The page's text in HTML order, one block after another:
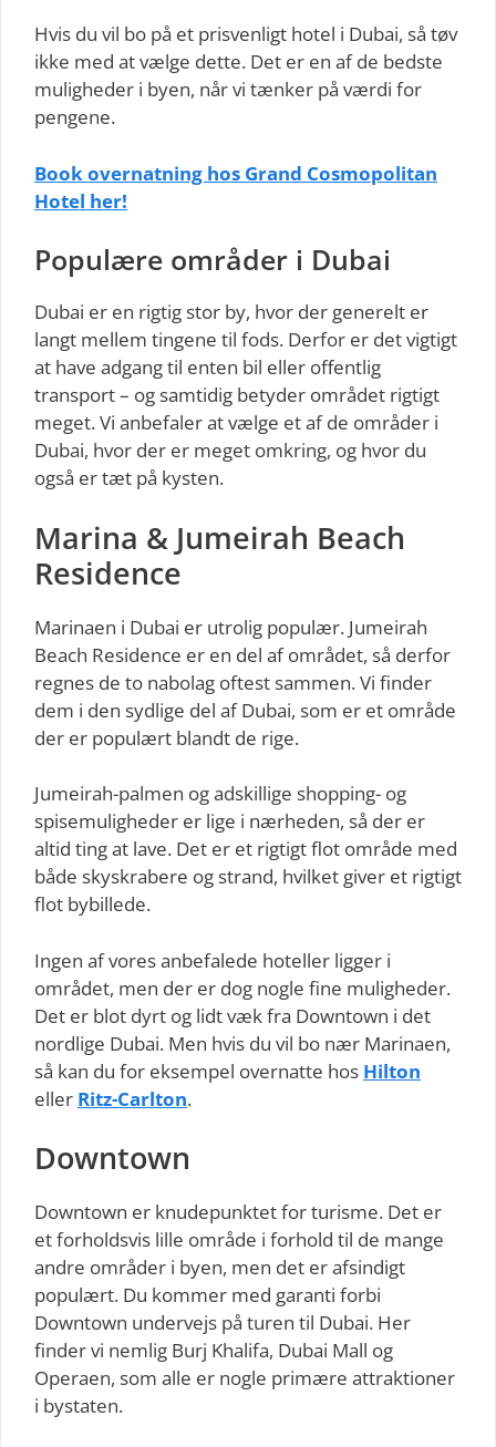
Hvis du vil bo på et prisvenligt hotel i Dubai, så tøv
ikke med at vælge dette. Det er en af de bedste
muligheder i byen, når vi tænker på værdi for
pengene.
Book overnatning hos Grand Cosmopolitan
Hotel her!
Populære områder i Dubai
Dubai er en rigtig stor by, hvor der generelt er
langt mellem tingene til fods. Derfor er det vigtigt
at have adgang til enten bil eller offentlig
transport – og samtidig betyder området rigtigt
meget. Vi anbefaler at vælge et af de områder i
Dubai, hvor der er meget omkring, og hvor du
også er tæt på kysten.
Marina & Jumeirah Beach
Residence
Marinaen i Dubai er utrolig populær. Jumeirah
Beach Residence er en del af området, så derfor
regnes de to nabolag oftest sammen. Vi finder
dem i den sydlige del af Dubai, som er et område
der er populært blandt de rige.
Jumeirah-palmen og adskillige shopping- og
spisemuligheder er lige i nærheden, så der er
altid ting at lave. Det er et rigtigt flot område med
både skyskrabere og strand, hvilket giver et rigtigt
flot bybillede.
Ingen af vores anbefalede hoteller ligger i
området, men der er dog nogle fine muligheder.
Det er blot dyrt og lidt væk fra Downtown i det
nordlige Dubai. Men hvis du vil bo nær Marinaen,
så kan du for eksempel overnatte hos Hilton
eller Ritz-Carlton.
Downtown
Downtown er knudepunktet for turisme. Det er
et forholdsvis lille område i forhold til de mange
andre områder i byen, men det er afsindigt
populært. Du kommer med garanti forbi
Downtown undervejs på turen til Dubai. Her
finder vi nemlig Burj Khalifa, Dubai Mall og
Operaen, som alle er nogle primære attraktioner
i bystaten.